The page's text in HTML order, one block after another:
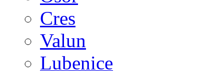
Cres
Valun
Lubenice